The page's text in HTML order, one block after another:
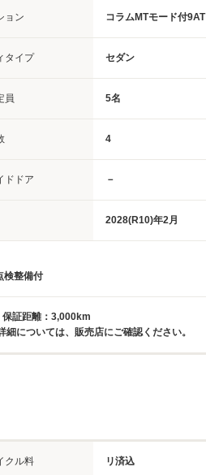
ョン コラムMTモード付9AT
タイプ セダン
員 5名
4
ドドア －
2028(R10)年2月
検整備付
証距離：3,000km
については、販売店にご確認ください。
クル料 リ済込